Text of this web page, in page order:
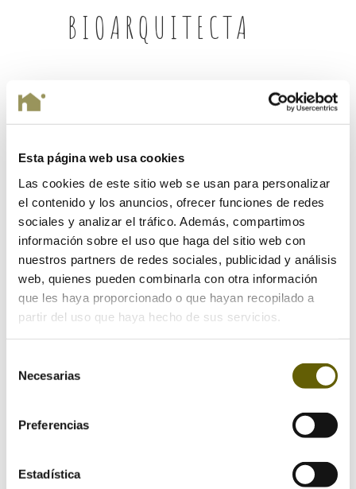
Esta página web usa cookies
Las cookies de este sitio web se usan para personalizar
el contenido y los anuncios, ofrecer funciones de redes
sociales y analizar el tráfico. Además, compartimos
información sobre el uso que haga del sitio web con
nuestros partners de redes sociales, publicidad y análisis
web, quienes pueden combinarla con otra información
que les haya proporcionado o que hayan recopilado a
partir del uso que haya hecho de sus servicios.
Necesarias
Preferencias
Estadística
BIOARQUITECTA
?
"
Ayudo a personas
CONSCIENTES a vivir en un
HOGAR SANO, ECOLÓGICO y
muy CONFORTABLE. 🏡 ✨
✅Te ASESORO para que TU
facturas y siendo más
✅Diseñamos tu PROYECTO
para que sea SANO-